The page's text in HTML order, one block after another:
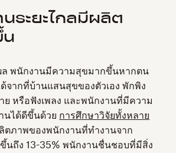
ระยะไกลมีผลิต
น
ล พนักงานมีความสุขมากขึ้นหากตน
จากที่บ้านแสนสุขของตัวเอง พักพิง
หรือฟังเพลง และพนักงานที่มีความ
นได้ดีขึ้นด้วย การศึกษาวิจัยทั้งหลาย
ตภาพของพนักงานที่ทำงานจาก
นถึง 13-35% พนักงานชื่นชอบที่มีสิ่ง